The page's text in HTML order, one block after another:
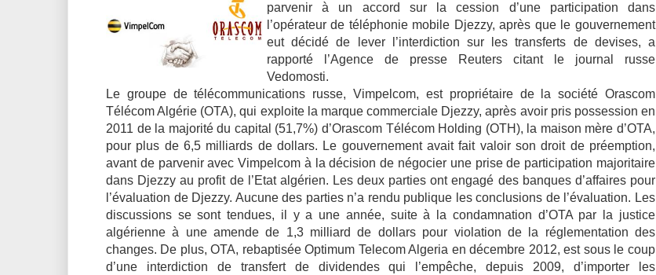
parvenir à un accord sur la cession d’une participation dans
l’opérateur de téléphonie mobile Djezzy, après que le gouvernement
eut décidéde lever l’interdiction sur les transferts de devises, a
rapporté l’Agence de presse Reuters citant le journal russe
Vedomosti.
Le groupe de télécommunications russe, Vimpelcom, est propriétaire de la société Orascom
Télécom Algérie (OTA), qui exploite la marque commerciale Djezzy, après avoir pris possession en
2011 de la majorité du capital (51,7%) d’Orascom Télécom Holding (OTH), la maison mère d’OTA,
pour plus de 6,5 milliards de dollars. Le gouvernement avait fait valoir son droit de préemption,
avant de parvenir avec Vimpelcom à la décision de négocier une prise de participation majoritaire
dans Djezzy au profit de l’Etat algérien. Les deux parties ont engagé des banques d’affaires pour
l’évaluation de Djezzy. Aucune des parties n’a rendu publique les conclusions de l’évaluation. Les
discussions se sont tendues, il y a une année, suite à la condamnation d’OTA par la justice
algérienne à une amende de 1,3 milliard de dollars pour violation de la réglementation des
changes. De plus, OTA, rebaptisée Optimum Telecom Algeria en décembre 2012, est sous le coup
d’une interdiction de transfert de dividendes qui l’empêche, depuis 2009, d’importer les